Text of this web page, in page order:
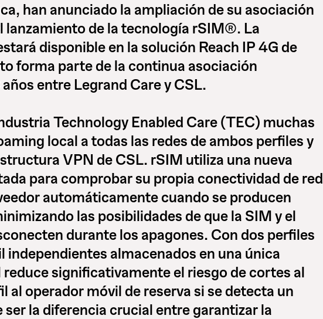
han anunciado la ampliación de su asociación
lanzamiento de la tecnología rSIM®. La
disponible en la solución Reach IP 4G de
forma parte de la continua asociación
entre Legrand Care y CSL.
Technology Enabled Care (TEC) muchas
local a todas las redes de ambos perfiles y
VPN de CSL. rSIM utiliza una nueva
para comprobar su propia conectividad de red
automáticamente cuando se producen
las posibilidades de que la SIM y el
durante los apagones. Con dos perfiles
independientes almacenados en una única
significativamente el riesgo de cortes al
al operador móvil de reserva si se detecta un
ser la diferencia crucial entre garantizar la